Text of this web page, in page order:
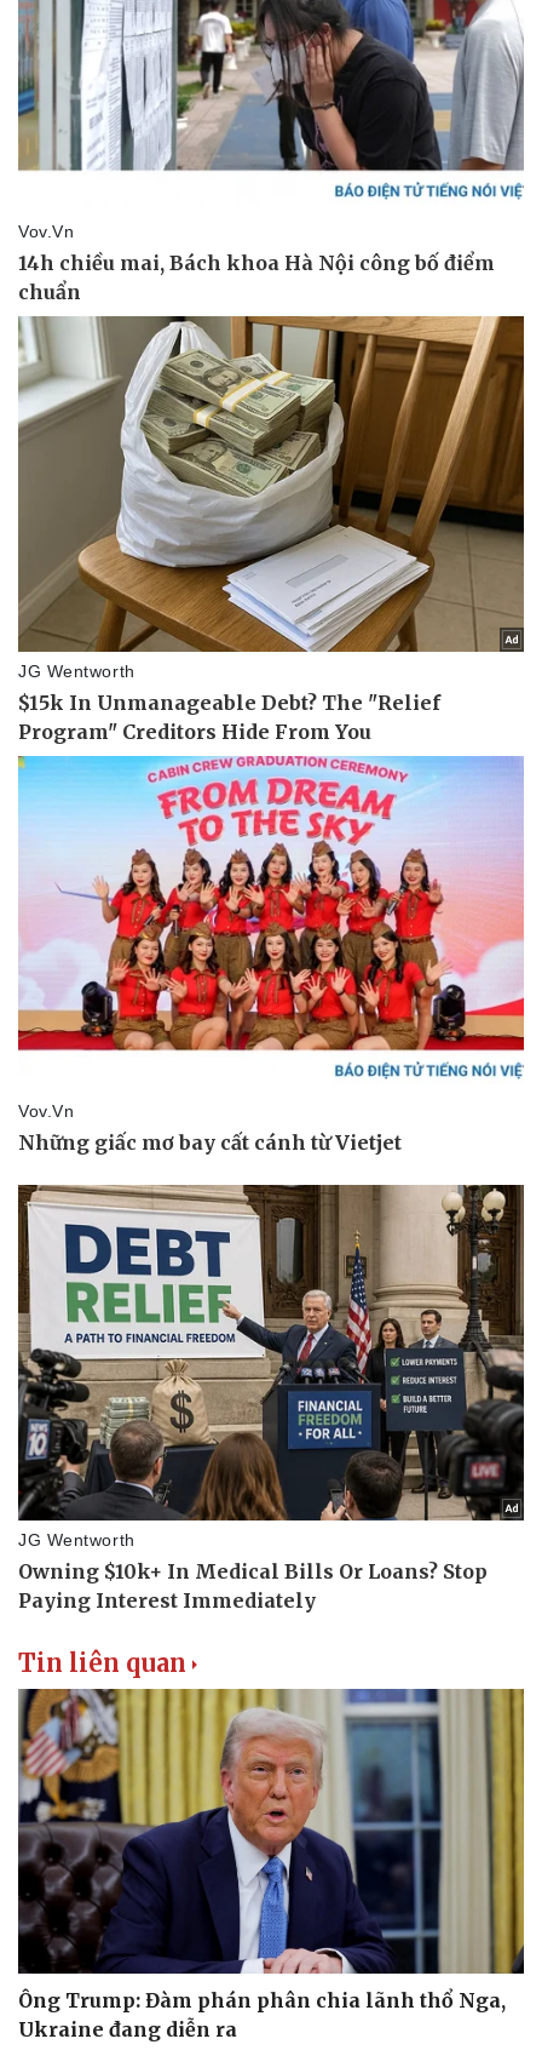
Doanh nghiệp
Thông tin doanh nghiệp
Doanh nghiệp 24h
Doanh nhân
Vì cộng đồng
Sành điệu
Trải nghiệm
Chuyển đổi số
Sức khỏe
Dinh dưỡng - món ngon
Cây thuốc
Làm đẹp - giảm cân
Ăn sạch sống khỏe
Đời sống
Nhà đẹp
Blog
Tình yêu - Gia đình
Văn hóa
Sân khấu - Điện ảnh
Văn học
Âm nhạc
Di sản
Giải trí
Nghệ sĩ
Thời trang
Tin liên quan
Ông Trump: Đàm phán phân chia lãnh thổ Nga,
Ukraine đang diễn ra